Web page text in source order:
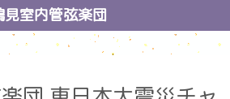
見室内管弦楽団